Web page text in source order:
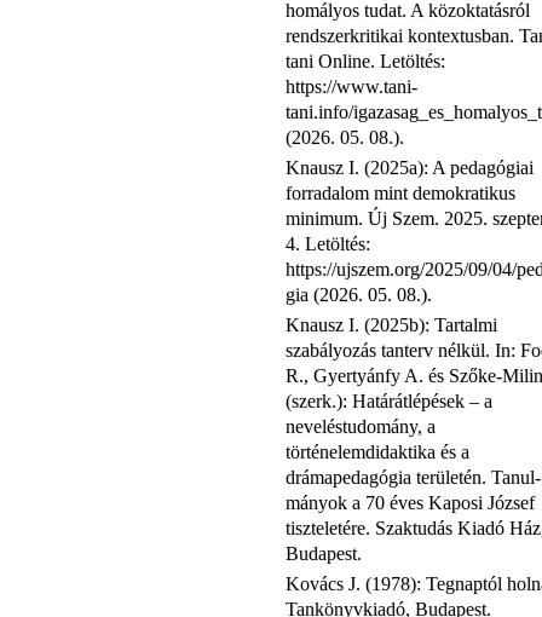
homályos tudat. A közoktatásról
rendszerkritikai kontextusban.
tani Online. Letöltés:
https://www.tani-
tani.info/
(2026. 05. 08.).
Knausz I. (2025a): A pedagógiai
forradalom mint demokratikus
minimum. Új Szem. 2025.
4. Letöltés:
https://ujszem.org/2025/09/04/
gia (2026. 05. 08.).
Knausz I. (2025b): Tartalmi
szabályozás tanterv nélkül. In:
R., Gyertyánfy A. és Szőke-
(szerk.): Határátlépések – a
neveléstudomány, a
történelemdidaktika és a
drámapedagógia területén. Tanul-
mányok a 70 éves Kaposi József
tiszteletére. Szaktudás Kiadó
Budapest.
Kovács J. (1978): Tegnaptól
Tankönyvkiadó, Budapest.